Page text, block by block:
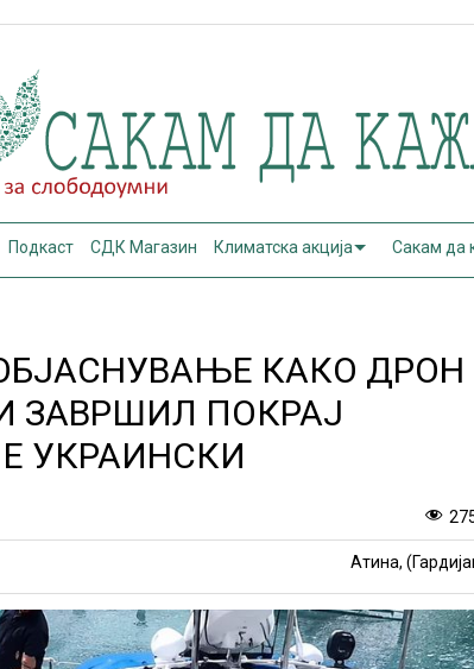
Подкаст СДК Магазин Климатска акција Сакам да
КАКО ДРОН
ЗАВРШИЛ ПОКРАЈ
УКРАИНСКИ
Атина,